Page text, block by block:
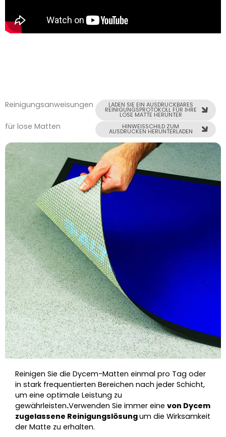
Reinigungsanweisungen
für lose Matten
LADEN SIE EIN AUSDRUCKBARES
REINIGUNGSPROTOKOLL FÜR IHRE
LOSE MATTE HERUNTER
HINWEISSCHILD ZUM
AUSDRUCKEN HERUNTERLADEN
Reinigen Sie die Dycem-Matten einmal pro Tag oder
in stark frequentierten Bereichen nach jeder Schicht,
um eine optimale Leistung zu
gewährleisten.Verwenden Sie immer eine von Dycem
zugelassene Reinigungslösungum die Wirksamkeit
der Matte zu erhalten.